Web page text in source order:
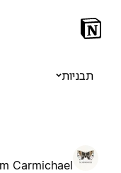
תבניות
Salem Carmichael